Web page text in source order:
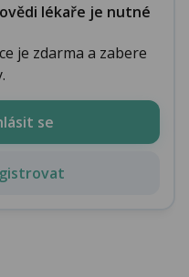
lékaře je nutné
je zdarma a zabere
se